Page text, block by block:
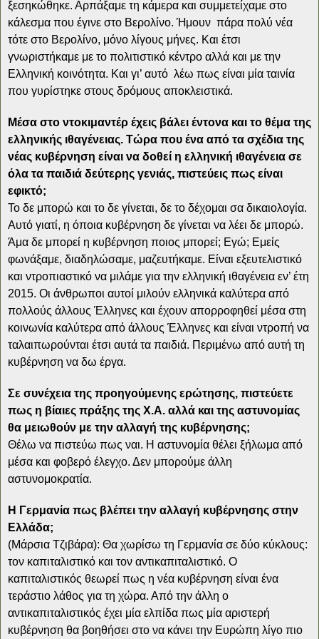
ξεσηκώθηκε. Αρπάξαμε τη κάμερα και συμμετείχαμε στο
κάλεσμα που έγινε στο Βερολίνο. Ήμουν πάρα πολύ νέα
τότε στο Βερολίνο, μόνο λίγους μήνες. Και έτσι
γνωριστήκαμε με το πολιτιστικό κέντρο αλλά και με την
Ελληνική κοινότητα. Και γι’ αυτό λέω πως είναι μία ταινία
που γυρίστηκε στους δρόμους αποκλειστικά.
Μέσα στο ντοκιμαντέρ έχεις βάλει έντονα και το θέμα της
ελληνικής ιθαγένειας. Τώρα που ένα από τα σχέδια της
νέας κυβέρνηση είναι να δοθεί η ελληνική ιθαγένεια σε
όλα τα παιδιά δεύτερης γενιάς, πιστεύεις πως είναι
εφικτό;
Το δε μπορώ και το δε γίνεται, δε το δέχομαι σα δικαιολογία.
Αυτό γιατί, η όποια κυβέρνηση δε γίνεται να λέει δε μπορώ.
Άμα δε μπορεί η κυβέρνηση ποιος μπορεί; Εγώ; Εμείς
φωνάξαμε, διαδηλώσαμε, μαζευτήκαμε. Είναι εξευτελιστικό
και ντροπιαστικό να μιλάμε για την ελληνική ιθαγένεια εν’ έτη
2015. Οι άνθρωποι αυτοί μιλούν ελληνικά καλύτερα από
πολλούς άλλους Έλληνες και έχουν απορροφηθεί μέσα στη
κοινωνία καλύτερα από άλλους Έλληνες και είναι ντροπή να
ταλαιπωρούνται έτσι αυτά τα παιδιά. Περιμένω από αυτή τη
κυβέρνηση να δω έργα.
Σε συνέχεια της προηγούμενης ερώτησης, πιστεύετε
πως η βίαιες πράξης της Χ.Α. αλλά και της αστυνομίας
θα μειωθούν με την αλλαγή της κυβέρνησης;
Θέλω να πιστεύω πως ναι. Η αστυνομία θέλει ξήλωμα από
μέσα και φοβερό έλεγχο. Δεν μπορούμε άλλη
αστυνομοκρατία.
Η Γερμανία πως βλέπει την αλλαγή κυβέρνησης στην
Ελλάδα;
(Μάρσια Τζιβάρα): Θα χωρίσω τη Γερμανία σε δύο κύκλους:
τον καπιταλιστικό και τον αντικαπιταλιστικό. Ο
καπιταλιστικός θεωρεί πως η νέα κυβέρνηση είναι ένα
τεράστιο λάθος για τη χώρα. Από την άλλη ο
αντικαπιταλιστικός έχει μία ελπίδα πως μία αριστερή
κυβέρνηση θα βοηθήσει στο να κάνει την Ευρώπη λίγο πιο